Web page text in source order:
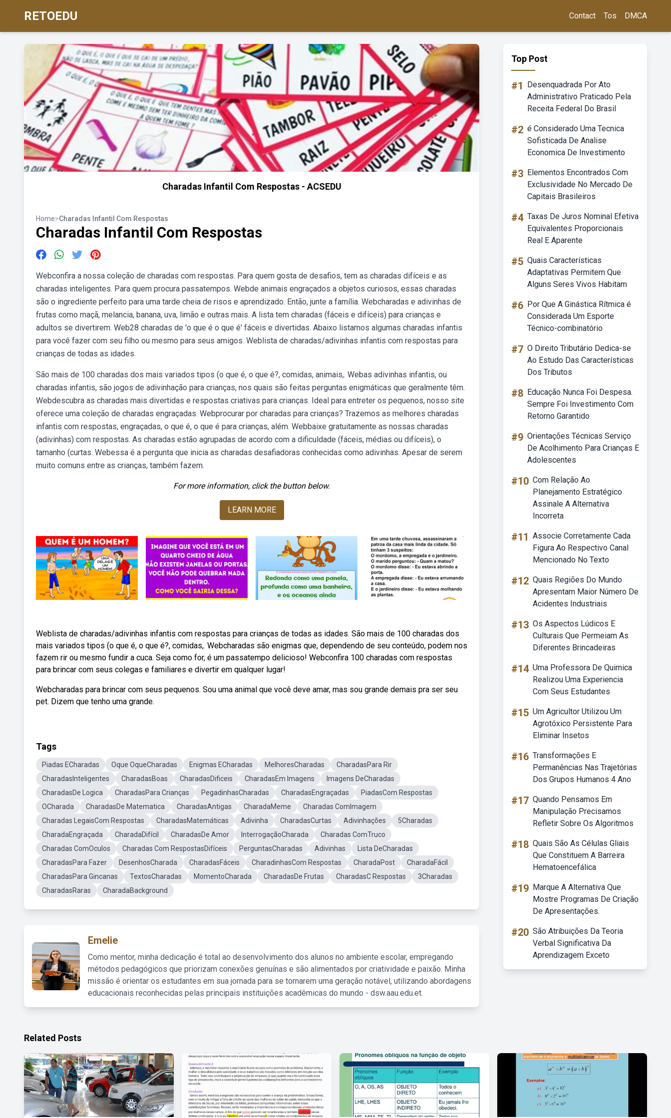
RETOEDU Contact Tos DMCA
Charadas Infantil Com Respostas - ACSEDU
Home>Charadas Infantil Com Respostas
Charadas Infantil Com Respostas
Webconfira a nossa coleção de charadas com respostas. Para quem gosta de desafios, tem as charadas difíceis e as
charadas inteligentes. Para quem procura passatempos. Webde animais engraçados a objetos curiosos, essas charadas
são o ingrediente perfeito para uma tarde cheia de risos e aprendizado. Então, junte a família. Webcharadas e adivinhas de
frutas como maçã, melancia, banana, uva, limão e outras mais. A lista tem charadas (fáceis e difíceis) para crianças e
adultos se divertirem. Web28 charadas de 'o que é o que é' fáceis e divertidas. Abaixo listamos algumas charadas infantis
para você fazer com seu filho ou mesmo para seus amigos. Weblista de charadas/adivinhas infantis com respostas para
crianças de todas as idades.
São mais de 100 charadas dos mais variados tipos (o que é, o que é?, comidas, animais,. Webas adivinhas infantis, ou
charadas infantis, são jogos de adivinhação para crianças, nos quais são feitas perguntas enigmáticas que geralmente têm.
Webdescubra as charadas mais divertidas e respostas criativas para crianças. Ideal para entreter os pequenos, nosso site
oferece uma coleção de charadas engraçadas. Webprocurar por charadas para crianças? Trazemos as melhores charadas
infantis com respostas, engraçadas, o que é, o que é para crianças, além. Webbaixe gratuitamente as nossas charadas
(adivinhas) com respostas. As charadas estão agrupadas de acordo com a dificuldade (fáceis, médias ou difíceis), o
tamanho (curtas. Webessa é a pergunta que inicia as charadas desafiadoras conhecidas como adivinhas. Apesar de serem
muito comuns entre as crianças, também fazem.
For more information, click the button below.
LEARN MORE
Weblista de charadas/adivinhas infantis com respostas para crianças de todas as idades. São mais de 100 charadas dos
mais variados tipos (o que é, o que é?, comidas,. Webcharadas são enigmas que, dependendo de seu conteúdo, podem nos
fazem rir ou mesmo fundir a cuca. Seja como for, é um passatempo delicioso! Webconfira 100 charadas com respostas
para brincar com seus colegas e familiares e divertir em qualquer lugar!
Webcharadas para brincar com seus pequenos. Sou uma animal que você deve amar, mas sou grande demais pra ser seu
pet. Dizem que tenho uma grande.
Tags
Piadas ECharadas Oque OqueCharadas Enigmas ECharadas MelhoresCharadas
CharadasPara Rir
CharadasInteligentes
CharadasBoas CharadasDificeis CharadasEm Imagens
Imagens DeCharadas
CharadasDe Logica
CharadasPara Crianças PegadinhasCharadas CharadasEngraçadas
PiadasCom Respostas
OCharada
CharadasDe Matematica CharadasAntigas CharadaMeme
Charadas ComImagem
Charadas LegaisCom Respostas
CharadasMatemáticas Adivinha CharadasCurtas Adivinhações
5Charadas
CharadaEngraçada
CharadaDifícil CharadasDe Amor InterrogaçãoCharada
Charadas ComTruco
Charadas ComOculos
Charadas Com RespostasDifíceis PerguntasCharadas Adivinhas
Lista DeCharadas
CharadasPara Fazer
DesenhosCharada CharadasFáceis CharadinhasCom Respostas CharadaPost
CharadaFácil
CharadasPara Gincanas
TextosCharadas MomentoCharada CharadasDe Frutas CharadasC Respostas
3Charadas
CharadasRaras
CharadaBackground
Emelie
Como mentor, minha dedicação é total ao desenvolvimento dos alunos no ambiente escolar, empregando
métodos pedagógicos que priorizam conexões genuínas e são alimentados por criatividade e paixão. Minha
missão é orientar os estudantes em sua jornada para se tornarem uma geração notável, utilizando abordagens
educacionais reconhecidas pelas principais instituições acadêmicas do mundo - dsw.aau.edu.et.
Top Post
#1
Desenquadrada Por Ato
Administrativo Praticado Pela
Receita Federal Do Brasil
#2 é Considerado Uma Tecnica
Sofisticada De Analise
Economica De Investimento
#3 Elementos Encontrados Com
Exclusividade No Mercado De
Capitais Brasileiros
#4 Taxas De Juros Nominal Efetiva
Equivalentes Proporcionais
Real E Aparente
#5 Quais Características
Adaptativas Permitem Que
Alguns Seres Vivos Habitam
#6 Por Que A Ginástica Rítmica é
Considerada Um Esporte
Técnico-combinatório
#7 O Direito Tributário Dedica-se
Ao Estudo Das Características
Dos Tributos
#8 Educação Nunca Foi Despesa.
Sempre Foi Investimento Com
Retorno Garantido
#9 Orientações Técnicas Serviço
De Acolhimento Para Crianças E
Adolescentes
#10 Com Relação Ao
Planejamento Estratégico
Assinale A Alternativa
Incorreta
#11 Associe Corretamente Cada
Figura Ao Respectivo Canal
Mencionado No Texto
#12 Quais Regiões Do Mundo
Apresentam Maior Número De
Acidentes Industriais
#13 Os Aspectos Lúdicos E
Culturais Que Permeiam As
Diferentes Brincadeiras
#14 Uma Professora De Quimica
Realizou Uma Experiencia
Com Seus Estudantes
#15 Um Agricultor Utilizou Um
Agrotóxico Persistente Para
Eliminar Insetos
#16 Transformações E
Permanências Nas Trajetórias
Dos Grupos Humanos 4 Ano
#17 Quando Pensamos Em
Manipulação Precisamos
Refletir Sobre Os Algoritmos
#18 Quais São As Células Gliais
Que Constituem A Barreira
Hematoencefálica
#19 Marque A Alternativa Que
Mostre Programas De Criação
De Apresentações.
#20 São Atribuições Da Teoria
Verbal Significativa Da
Aprendizagem Exceto
Related Posts